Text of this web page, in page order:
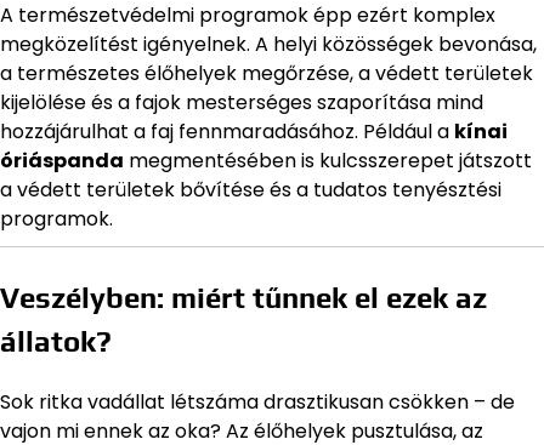
A természetvédelmi programok épp ezért komplex
megközelítést igényelnek. A helyi közösségek bevonása,
a természetes élőhelyek megőrzése, a védett területek
kijelölése és a fajok mesterséges szaporítása mind
hozzájárulhat a faj fennmaradásához. Például a kínai
óriáspanda megmentésében is kulcsszerepet játszott
a védett területek bővítése és a tudatos tenyésztési
programok.
Veszélyben: miért tűnnek el ezek az
állatok?
Sok ritka vadállat létszáma drasztikusan csökken – de
vajon mi ennek az oka? Az élőhelyek pusztulása, az